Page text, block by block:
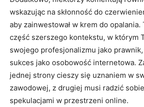
wskazując na skłonność do
aby zainwestował w krem do
część szerszego kontekstu, w którym
swojego profesjonalizmu jako
sukces jako osobowość internetowa.
jednej strony cieszy się uznaniem w
zawodowej, z drugiej musi radzić
spekulacjami w przestrzeni online.